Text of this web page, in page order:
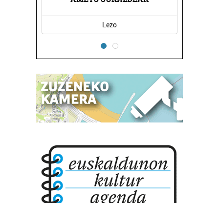
Lezo